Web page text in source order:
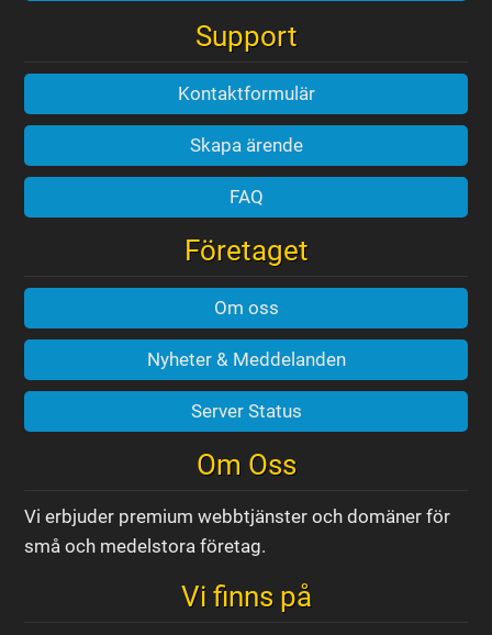
Support
Kontaktformulär
Skapa ärende
FAQ
Företaget
Om oss
Nyheter & Meddelanden
Server Status
Om Oss
Vi erbjuder premium webbtjänster och domäner för
små och medelstora företag.
Vi finns på